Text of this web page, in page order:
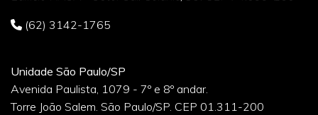
(62) 3142-1765
Unidade São Paulo/SP
Avenida Paulista, 1079 - 7º e 8º andar.
Torre João Salem. São Paulo/SP. CEP 01.311-200